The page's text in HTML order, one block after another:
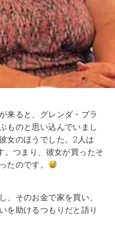
来ると、グレンダ・ブラ
ものと思い込んでいまし
女のほうでした。2人は
。つまり、彼女が買ったそ
たのです。
、そのお金で家を買い、
を助けるつもりだと語り